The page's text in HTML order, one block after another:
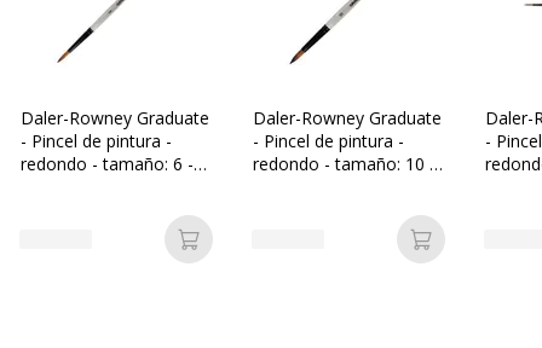
Daler-Rowney Graduate
- Pincel de pintura -
redondo - tamaño: 6 -
Añadir a la cesta
Daler-Rowney Graduate
- Pincel de pintura -
redondo - tamaño: 10 -
Añadir a la
Daler-
-